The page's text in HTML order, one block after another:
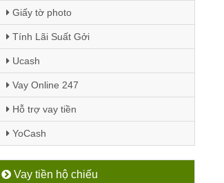
Giấy tờ photo
Tính Lãi Suất Gởi
Ucash
Vay Online 247
Hỗ trợ vay tiền
YoCash
Vay tiền hộ chiếu